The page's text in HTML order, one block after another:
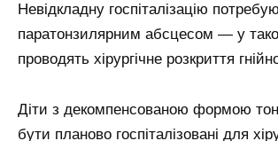
Невідкладну госпіталізацію
паратонзилярним абсцесом — у
проводять хірургічне розкриття
Діти з декомпенсованою формою
бути планово госпіталізовані для